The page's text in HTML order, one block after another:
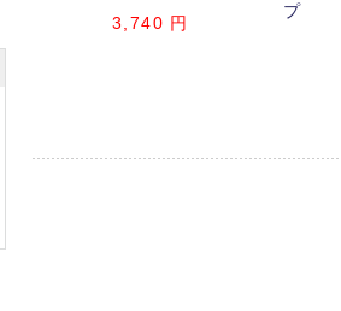
3,740 円
プ